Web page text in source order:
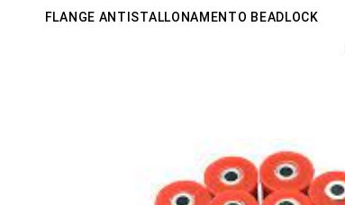
FLANGE ANTISTALLONAMENTO BEADLOCK